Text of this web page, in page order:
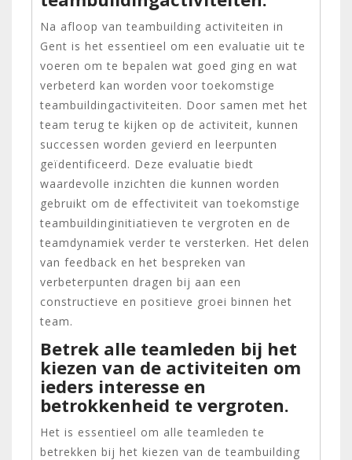
Na afloop van teambuilding activiteiten in
Gent is het essentieel om een evaluatie uit te
voeren om te bepalen wat goed ging en wat
verbeterd kan worden voor toekomstige
teambuildingactiviteiten. Door samen met het
team terug te kijken op de activiteit, kunnen
successen worden gevierd en leerpunten
geïdentificeerd. Deze evaluatie biedt
waardevolle inzichten die kunnen worden
gebruikt om de effectiviteit van toekomstige
teambuildinginitiatieven te vergroten en de
teamdynamiek verder te versterken. Het delen
van feedback en het bespreken van
verbeterpunten dragen bij aan een
constructieve en positieve groei binnen het
team.
Betrek alle teamleden bij het
kiezen van de activiteiten om
ieders interesse en
betrokkenheid te vergroten.
Het is essentieel om alle teamleden te
betrekken bij het kiezen van de teambuilding